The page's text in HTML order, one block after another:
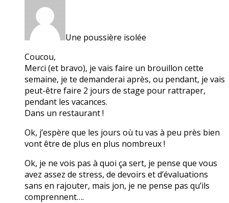
Une poussière isolée
Coucou,
Merci (et bravo), je vais faire un brouillon cette
semaine, je te demanderai après, ou pendant, je vais
peut-être faire 2 jours de stage pour rattraper,
pendant les vacances.
Dans un restaurant !
Ok, j’espère que les jours où tu vas à peu près bien
vont être de plus en plus nombreux !
Ok, je ne vois pas à quoi ça sert, je pense que vous
avez assez de stress, de devoirs et d’évaluations
sans en rajouter, mais jon, je ne pense pas qu’ils
comprennent….